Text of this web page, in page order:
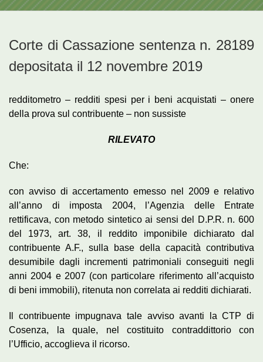
Corte di Cassazione sentenza n. 28189
depositata il 12 novembre 2019
redditometro – redditi spesi per i beni acquistati – onere
della prova sul contribuente – non sussiste
RILEVATO
Che:
con avviso di accertamento emesso nel 2009 e relativo
all’anno di imposta 2004, l’Agenzia delle Entrate
rettificava, con metodo sintetico ai sensi del D.P.R. n. 600
del 1973, art. 38, il reddito imponibile dichiarato dal
contribuente A.F., sulla base della capacità contributiva
desumibile dagli incrementi patrimoniali conseguiti negli
anni 2004 e 2007 (con particolare riferimento all’acquisto
di beni immobili), ritenuta non correlata ai redditi dichiarati.
Il contribuente impugnava tale avviso avanti la CTP di
Cosenza, la quale, nel costituito contraddittorio con
l’Ufficio, accoglieva il ricorso.